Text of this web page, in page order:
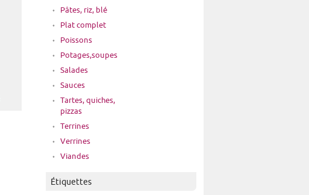
Pâtes, riz, blé
Plat complet
Poissons
Potages,soupes
Salades
Sauces
Tartes, quiches,
pizzas
Terrines
Verrines
Viandes
Étiquettes